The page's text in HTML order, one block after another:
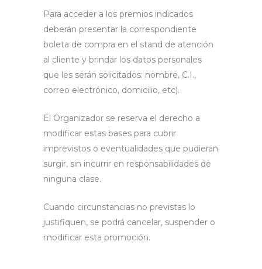
Para acceder a los premios indicados
deberán presentar la correspondiente
boleta de compra en el stand de atención
al cliente y brindar los datos personales
que les serán solicitados: nombre, C.I.,
correo electrónico, domicilio, etc).
El Organizador se reserva el derecho a
modificar estas bases para cubrir
imprevistos o eventualidades que pudieran
surgir, sin incurrir en responsabilidades de
ninguna clase.
Cuando circunstancias no previstas lo
justifiquen, se podrá cancelar, suspender o
modificar esta promoción.